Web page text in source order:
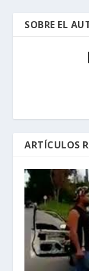
SOBRE EL
ARTÍCULOS